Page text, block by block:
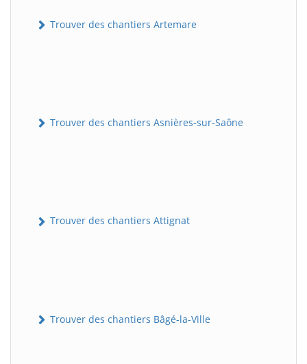
Trouver des chantiers Artemare
Trouver des chantiers Asnières-sur-Saône
Trouver des chantiers Attignat
Trouver des chantiers Bâgé-la-Ville